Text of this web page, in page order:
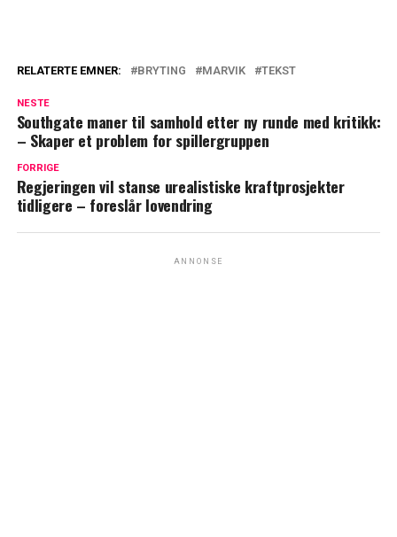
RELATERTE EMNER: BRYTING MARVIK TEKST
NESTE
Southgate maner til samhold etter ny runde med kritikk:
– Skaper et problem for spillergruppen
FORRIGE
Regjeringen vil stanse urealistiske kraftprosjekter
tidligere – foreslår lovendring
ANNONSE